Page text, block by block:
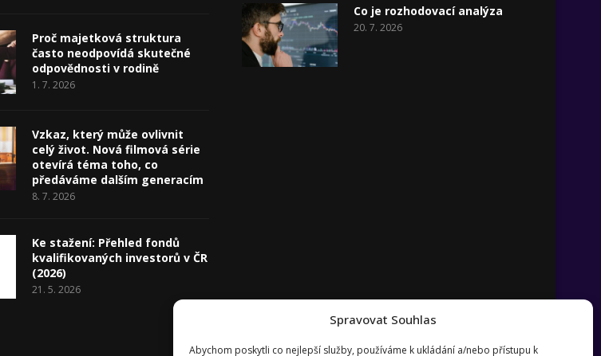
Spravovat Souhlas
Abychom poskytli co nejlepší služby, používáme k ukládání a/nebo přístupu k
Proč majetková struktura
často neodpovídá skutečné
odpovědnosti v rodině
1. 7. 2026
Vzkaz, který může ovlivnit
celý život. Nová filmová série
otevírá téma toho, co
předáváme dalším generacím
8. 7. 2026
Ke stažení: Přehled fondů
kvalifikovaných investorů v ČR
(2026)
21. 5. 2026
Co je rozhodovací analýza
20. 7. 2026